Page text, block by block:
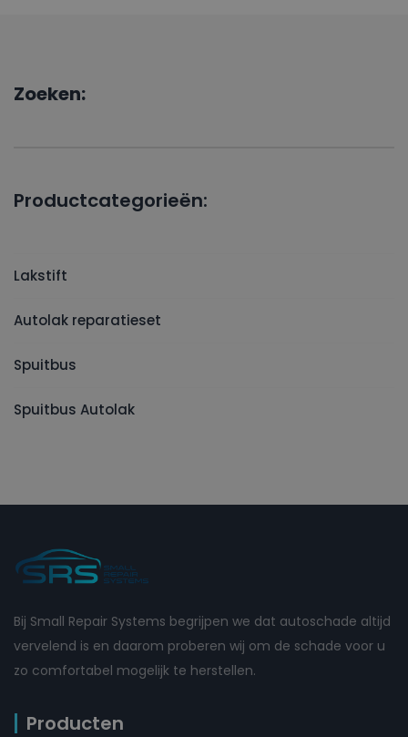
Zoeken:
Productcategorieën:
Lakstift
Autolak reparatieset
Spuitbus
Spuitbus Autolak
Bij Small Repair Systems begrijpen we dat autoschade altijd
vervelend is en daarom proberen wij om de schade voor u
zo comfortabel mogelijk te herstellen.
Producten